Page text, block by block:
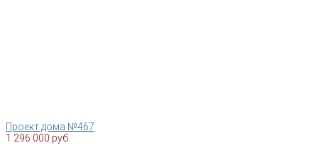
Проект дома №467
1 296 000 руб.